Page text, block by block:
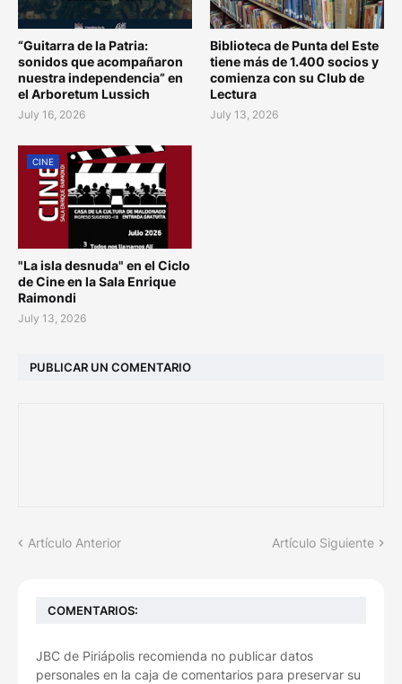
“Guitarra de la Patria:
sonidos que acompañaron
nuestra independencia” en
el Arboretum Lussich
July 16, 2026
Biblioteca de Punta del Este
tiene más de 1.400 socios y
comienza con su Club de
Lectura
July 13, 2026
CINE
"La isla desnuda" en el Ciclo
de Cine en la Sala Enrique
Raimondi
July 13, 2026
PUBLICAR UN COMENTARIO
Artículo Anterior Artículo Siguiente
COMENTARIOS:
JBC de Piriápolis recomienda no publicar datos
personales en la caja de comentarios para preservar su